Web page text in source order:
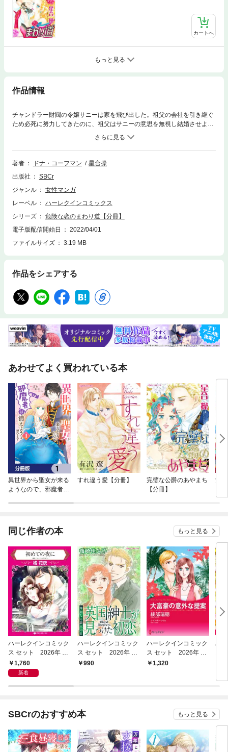
カートへ
もっと見る
作品情報
チャンドラー財閥の令嬢サニーは家を飛び出した。祖父の会社を引き継ぐ
ため必死に努力してきたのに、祖父はサニーの意思を無視し結婚させよう
としていたのだ。一族の名を捨て自分の力で生きていくわ。サニーはコッ
ク募集の文字を見るなりレストランの門をたたいた。一方レストランのオ
ーナー、ニックは困惑した。上流を絵に描いたような女性がなぜこの店の
コックに？ これは祖母が差しむけた花嫁候補に違いない。ニックはなんと
著者 ドナ・コーフマン
星合操
出版社
SBCr
ジャンル
女性マンガ
レーベル
ハーレクインコミックス
シリーズ
危険な恋のまわり道【分冊】
電子版配信開始日
2022/04/01
ファイルサイズ
3.19 MB
作品をシェアする
あわせてよく買われている本
異世界から聖女が来る
ようなので、邪魔者は
すれ違う愛【分冊】
完璧な公爵のあやまち
【分冊】
女
同じ作者の本 もっと見る
ハーレクインコミック
ス セット 2026年 vo
l.1064
1,760
新着
ハーレクインコミック
ス セット 2026年 vo
l.932
990
ハーレクインコミック
ス セット 2026年 vo
l.868
1,320
ハ
SBCrのおすすめ本 もっと見る